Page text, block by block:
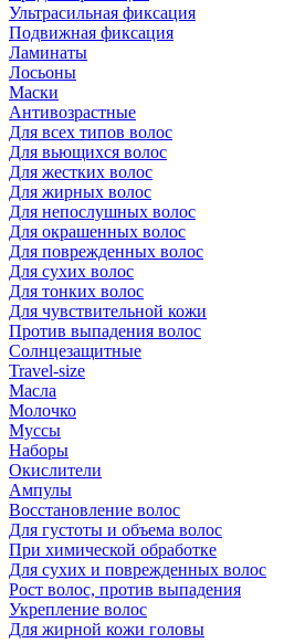
Ультрасильная фиксация
Подвижная фиксация
Ламинаты
Лосьоны
Маски
Антивозрастные
Для всех типов волос
Для вьющихся волос
Для жестких волос
Для жирных волос
Для непослушных волос
Для окрашенных волос
Для поврежденных волос
Для сухих волос
Для тонких волос
Для чувствительной кожи
Против выпадения волос
Солнцезащитные
Travel-size
Масла
Молочко
Муссы
Наборы
Окислители
Ампулы
Восстановление волос
Для густоты и объема волос
При химической обработке
Для сухих и поврежденных волос
Рост волос, против выпадения
Укрепление волос
Для жирной кожи головы